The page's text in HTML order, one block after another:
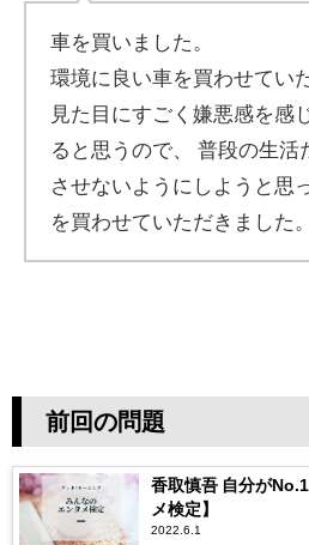
車を買いました。
環境に良い車を買わせてい
見た目にすごく嫌悪感を感
ると思うので、 普段の生活
させないようにしようと思
を買わせていただきました。
前回の問題
香取慎吾 自分が
メ検定】
2022.6.1